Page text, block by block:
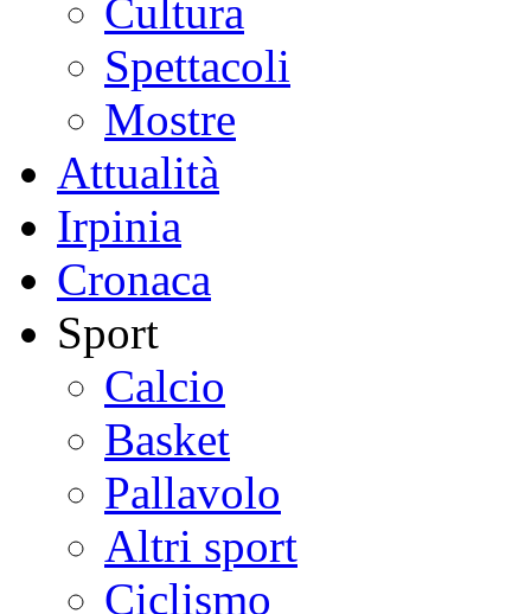
Cultura
Spettacoli
Mostre
Attualità
Irpinia
Cronaca
Sport
Calcio
Basket
Pallavolo
Altri sport
Ciclismo